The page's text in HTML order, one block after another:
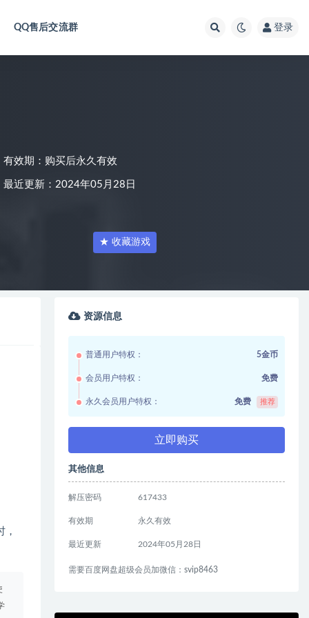
QQ售后交流群 登录
有效期：购买后永久有效
最近更新：2024年05月28日
★ 收藏游戏
资源信息
普通用户特权： 5金币
会员用户特权： 免费
永久会员用户特权： 免费 推荐
立即购买
其他信息
解压密码 617433
有效期 永久有效
最近更新 2024年05月28日
需要百度网盘超级会员加微信：svip8463